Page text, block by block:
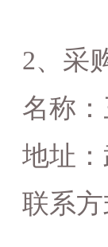
2、采
名称：
地址：
联系方